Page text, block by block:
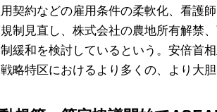
契約などの雇用条件の柔軟化、看護
制見直し、株式会社の農地所有解禁
緩和を検討しているという。安倍首
略特区におけるより多くの、より大